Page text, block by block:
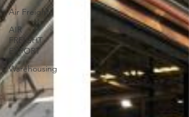
Air Freight
AIR
FREIGHT -
EXPORT
Warehousing